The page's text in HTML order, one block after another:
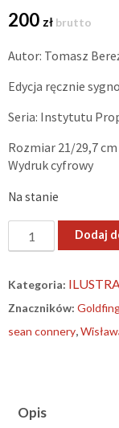
200 zł brutto
Autor: Tomasz
Edycja ręcznie
Seria: Instytutu
Rozmiar 21/29,7 cm
Wydruk cyfrowy
Na stanie
„Goldfinger
Zakopanem”
–
ilustracja
Dodaj
Kategoria:
Znaczników:
sean connery,
Opis